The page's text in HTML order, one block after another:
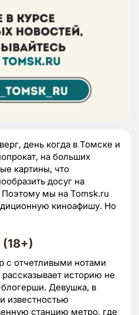
день когда в Томске и
на больших
картины, что
досуг на
мы на Tomsk.ru
киноафишу. Но
с отчетливыми нотами
историю не
Девушка, в
известностью
станцию метро, где